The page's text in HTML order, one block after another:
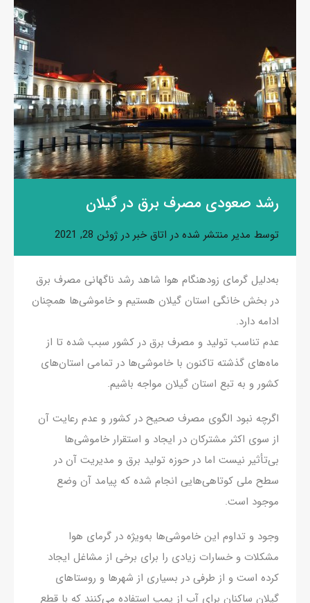
رشد صعودی مصرف برق در گیلان
توسط مدیر منتشر شده در اتاق خبر در ژوئن 28, 2021
به‌دلیل گرمای زودهنگام هوا شاهد رشد ناگهانی مصرف برق
در بخش خانگی استان گیلان هستیم و خاموشی‌ها همچنان
ادامه دارد.
عدم تناسب تولید و مصرف برق در کشور سبب شده تا از
ماه‌های گذشته تاکنون با خاموشی‌ها در تمامی استان‌های
کشور و به تبع استان گیلان مواجه باشیم.
اگرچه نبود الگوی مصرف صحیح در کشور و عدم رعایت آن
از سوی اکثر مشترکان در ایجاد و استقرار خاموشی‌ها
بی‌تأثیر نیست اما در حوزه تولید برق و مدیریت آن در
سطح ملی کوتاهی‌هایی انجام شده که پیامد آن وضع
موجود است.
وجود و تداوم این خاموشی‌ها به‌ویژه در گرمای هوا
مشکلات و خسارات زیادی را برای برخی از مشاغل ایجاد
کرده است و از طرفی در بسیاری از شهرها و روستاهای
گیلان ساکنان برای آب از پمپ استفاده می‌کنند که با قطع